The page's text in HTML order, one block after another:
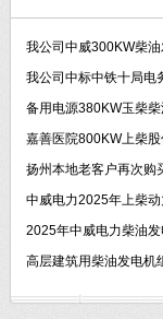
我公司中威300KW柴
我公司中标中铁十局电
备用电源380KW玉柴
嘉善医院800KW上柴
扬州本地老客户再次购
中威电力2025年上柴
2025年中威电力柴油
高层建筑用柴油发电机